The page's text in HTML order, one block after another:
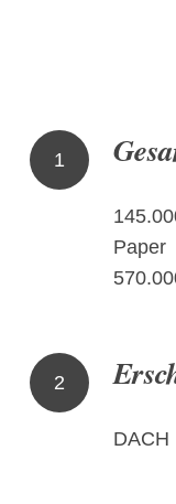
1
Paper
2
DACH